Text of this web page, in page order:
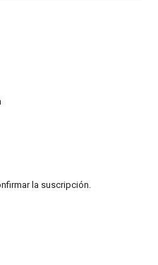
la suscripción.